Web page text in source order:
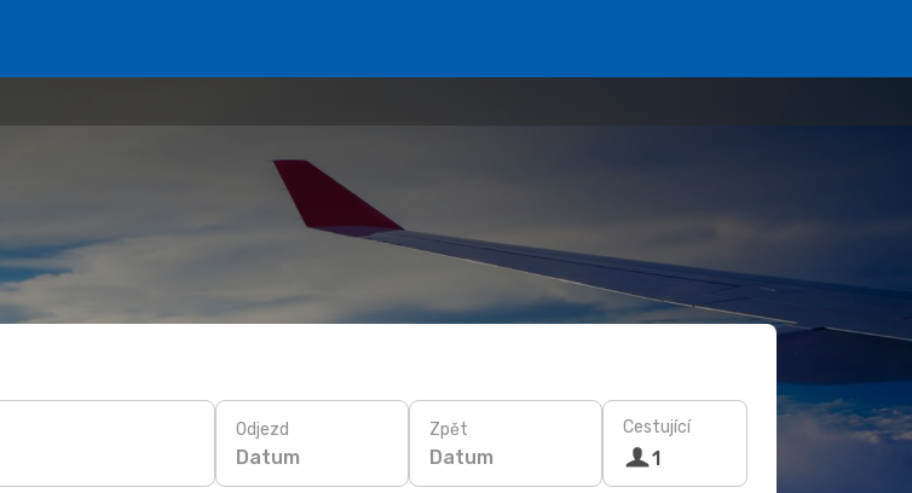
Odjezd
Datum
Zpět
Datum
Cestující
1